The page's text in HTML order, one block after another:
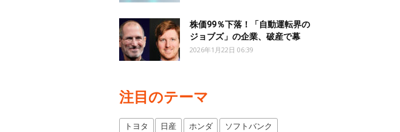
株価99％下落！「自動運転界の
ジョブズ」の企業、破産で幕
2026年1月22日 06:39
注目のテーマ
トヨタ 日産 ホンダ ソフトバンク